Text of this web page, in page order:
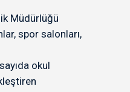
Müdürlüğü
spor salonları,
okul